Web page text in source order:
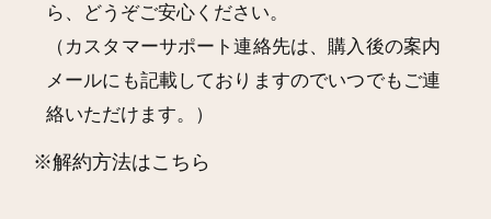
ら、どうぞご安心ください。
（カスタマーサポート連絡先は、購入後の案内
メールにも記載しておりますのでいつでもご連
絡いただけます。）
※解約方法はこちら